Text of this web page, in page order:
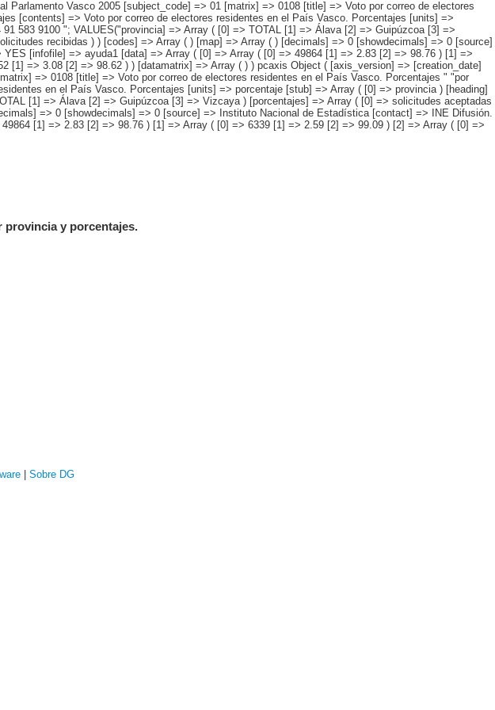
Vasco 2005 [subject_code] => 01 [matrix] => 0108 [title] => Voto por correo de electores
[contents] => Voto por correo de electores residentes en el País Vasco. Porcentajes [units] =>
583 9100 "; VALUES("provincia] => Array ( [0] => TOTAL [1] => Álava [2] => Guipúzcoa [3] =>
recibidas ) ) [codes] => Array ( ) [map] => Array ( ) [decimals] => 0 [showdecimals] => 0 [source]
[infofile] => ayuda1 [data] => Array ( [0] => Array ( [0] => 49864 [1] => 2.83 [2] => 98.76 ) [1] =>
=> 3.08 [2] => 98.62 ) ) [datamatrix] => Array ( ) ) pcaxis Object ( [axis_version] => [creation_date]
=> 0108 [title] => Voto por correo de electores residentes en el País Vasco. Porcentajes " "por
en el País Vasco. Porcentajes [units] => porcentaje [stub] => Array ( [0] => provincia ) [heading]
[1] => Álava [2] => Guipúzcoa [3] => Vizcaya ) [porcentajes] => Array ( [0] => solicitudes aceptadas
=> 0 [showdecimals] => 0 [source] => Instituto Nacional de Estadística [contact] => INE Difusión.
[1] => 2.83 [2] => 98.76 ) [1] => Array ( [0] => 6339 [1] => 2.59 [2] => 99.09 ) [2] => Array ( [0] =>
provincia y porcentajes.
| Sobre DG